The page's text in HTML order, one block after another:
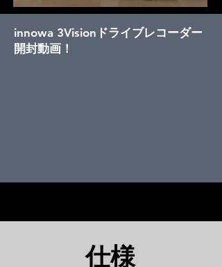
innowa 3Visionドライブレコーダー
開封動画！
仕様